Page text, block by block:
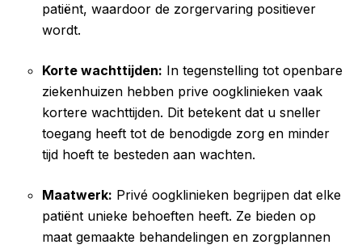
patiënt, waardoor de zorgervaring positiever
wordt.
Korte wachttijden: In tegenstelling tot openbare
ziekenhuizen hebben prive oogklinieken vaak
kortere wachttijden. Dit betekent dat u sneller
toegang heeft tot de benodigde zorg en minder
tijd hoeft te besteden aan wachten.
Maatwerk: Privé oogklinieken begrijpen dat elke
patiënt unieke behoeften heeft. Ze bieden op
maat gemaakte behandelingen en zorgplannen